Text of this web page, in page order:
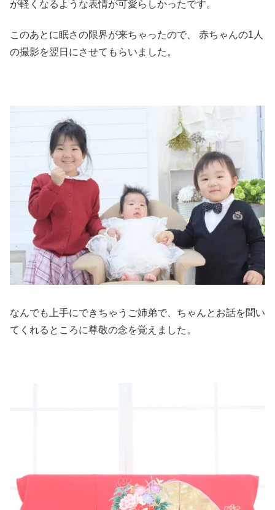
が軽くなるような表情が可愛らしかったです。
このあとに眠さの限界が来ちゃったので、 赤ちゃんの1人
の撮影を翌日にさせてもらいました。
なんでも上手にできちゃうご姉弟で、ちゃんとお話を聞い
てくれるところに尊敬の念を覚えました。